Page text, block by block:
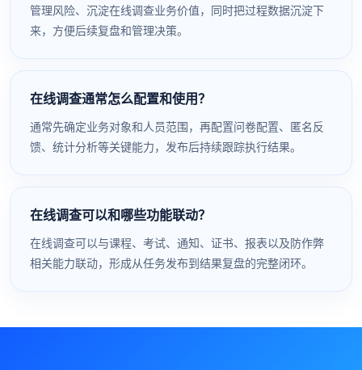
管理风险、沉淀在线调查业务价值，同时把过程数据沉淀下
来，方便后续复盘和管理决策。
在线调查通常怎么配置和使用？
通常先确定业务对象和人员范围，再配置问卷配置、匿名反
馈、统计分析等关键能力，发布后持续跟踪执行结果。
在线调查可以和哪些功能联动？
在线调查可以与课程、考试、通知、证书、报表以及防作弊
相关能力联动，形成从任务发布到结果复盘的完整闭环。